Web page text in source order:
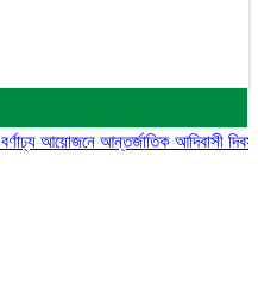
আয়োজনে আন্তর্জাতিক আদিবাসী দিবস